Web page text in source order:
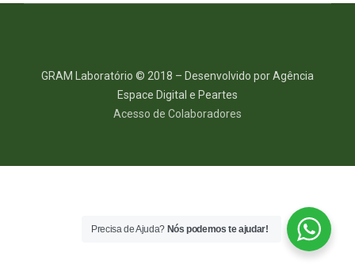
GRAM Laboratório © 2018 – Desenvolvido por Agência
Espace Digital e Peartes
Acesso de Colaboradores
Precisa de Ajuda? Nós podemos te ajudar!